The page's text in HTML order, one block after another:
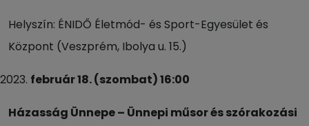
Helyszín: ÉNIDŐ Életmód- és Sport-Egyesület és
Központ (Veszprém, Ibolya u. 15.)
február 18. (szombat) 16:00
Házasság Ünnepe – Ünnepi műsor és szórakozási